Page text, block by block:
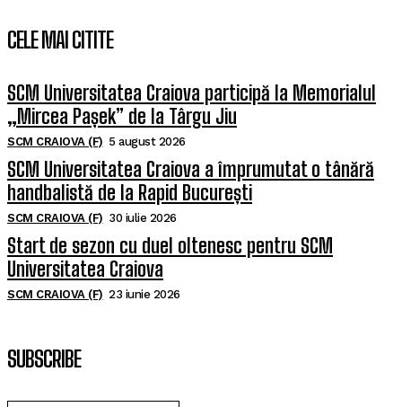
CELE MAI CITITE
SCM Universitatea Craiova participă la Memorialul
„Mircea Pașek” de la Târgu Jiu
SCM CRAIOVA (F) 5 august 2026
SCM Universitatea Craiova a împrumutat o tânără
handbalistă de la Rapid București
SCM CRAIOVA (F) 30 iulie 2026
Start de sezon cu duel oltenesc pentru SCM
Universitatea Craiova
SCM CRAIOVA (F) 23 iunie 2026
SUBSCRIBE